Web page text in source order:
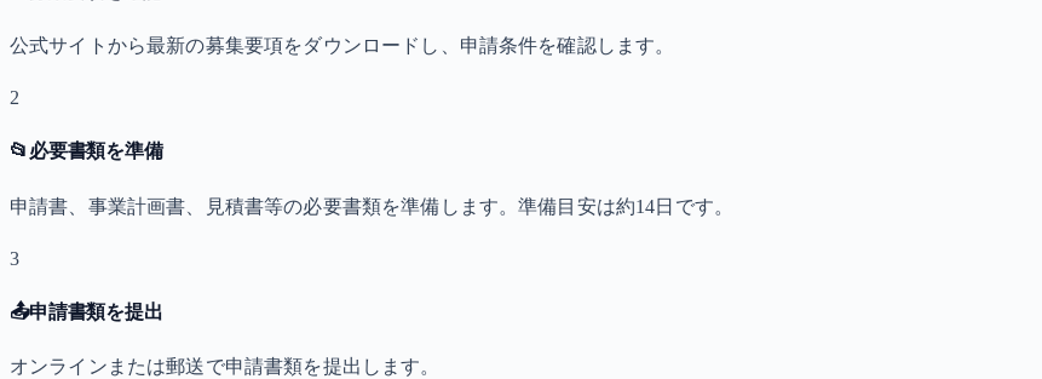
公式サイトから最新の募集要項をダウンロードし、申請条件を確認します。
2
📂 必要書類を準備
申請書、事業計画書、見積書等の必要書類を準備します。準備目安は約14日です。
3
📤申請書類を提出
オンラインまたは郵送で申請書類を提出します。